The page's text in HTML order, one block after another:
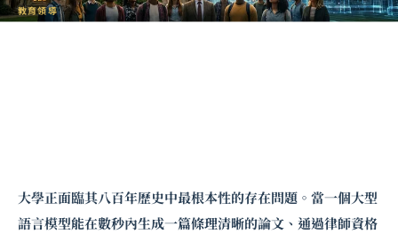
教育領導
大學正面臨其八百年歷史中最根本性的存在問題。當一個大型
語言模型能在數秒內生成一篇條理清晰的論文、通過律師資格